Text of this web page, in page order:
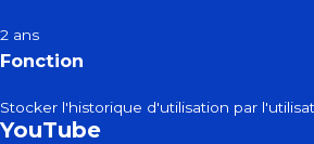
2 ans
Fonction
Stocker l'historique d'utilisation par
YouTube